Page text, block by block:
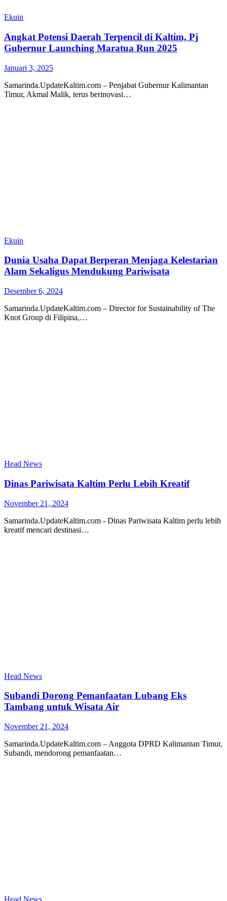
Ekuin
Angkat Potensi Daerah Terpencil di Kaltim, Pj
Gubernur Launching Maratua Run 2025
Januari 3, 2025
Samarinda.UpdateKaltim.com – Penjabat Gubernur Kalimantan
Timur, Akmal Malik, terus berinovasi…
Ekuin
Dunia Usaha Dapat Berperan Menjaga Kelestarian
Alam Sekaligus Mendukung Pariwisata
Desember 6, 2024
Samarinda.UpdateKaltim.com – Director for Sustainability of The
Knot Group di Filipina,…
Head News
Dinas Pariwisata Kaltim Perlu Lebih Kreatif
November 21, 2024
Samarinda.UpdateKaltim.com - Dinas Pariwisata Kaltim perlu lebih
kreatif mencari destinasi…
Head News
Subandi Dorong Pemanfaatan Lubang Eks
Tambang untuk Wisata Air
November 21, 2024
Samarinda.UpdateKaltim.com – Anggota DPRD Kalimantan Timur,
Subandi, mendorong pemanfaatan…
Head News